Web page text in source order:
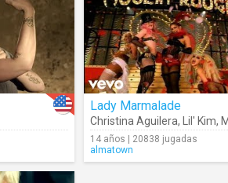
Lady Marmalade
Christina Aguilera, Lil' Kim,
14 años | 20838 jugadas
almatown